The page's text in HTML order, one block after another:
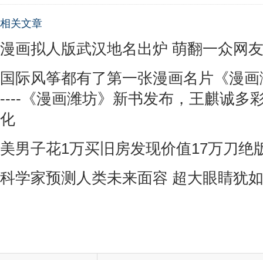
相关文章
漫画拟人版武汉地名出炉 萌翻一众网友
国际风筝都有了第一张漫画名片《漫
----《漫画潍坊》新书发布，王麒诚多
化
美男子花1万买旧房发现价值17万刀绝
科学家预测人类未来面容 超大眼睛犹